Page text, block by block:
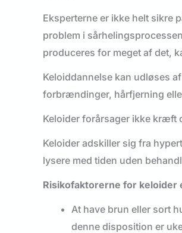
Eksperterne er ikke helt sikre
problem i
produceres for meget af det,
Keloiddannelse kan udløses
forbrændinger, hårfjerning
Keloider forårsager ikke kræft
Keloider adskiller sig fra
lysere med tiden uden
Risikofaktorerne for keloider
At have brun eller sort
denne disposition er